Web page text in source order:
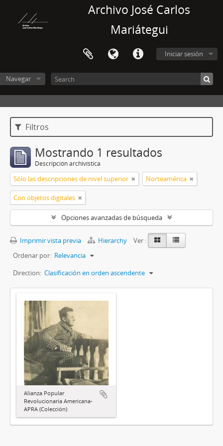
Archivo José Carlos
Mariátegui
Iniciar sesión
Navegar
Filtros
Mostrando 1 resultados
Descripción archivística
Sólo las descripciones de nivel superior Norteamérica
Con objetos digitales
Opciones avanzadas de búsqueda
Imprimir vista previa Hierarchy
Ver :
Ordenar por: Relevancia
Direction: Clasificación en orden ascendente
Alianza Popular
Revolucionaria Americana-
APRA (Colección)